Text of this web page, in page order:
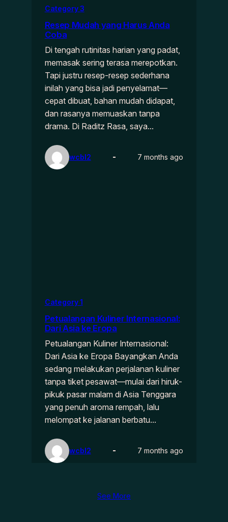
Category 3
Resep Mudah yang Harus Anda
Coba
Di tengah rutinitas harian yang padat,
memasak sering terasa merepotkan.
Tapi justru resep-resep sederhana
inilah yang bisa jadi penyelamat—
cepat dibuat, bahan mudah didapat,
dan rasanya memuaskan tanpa
drama. Di Raditz Rasa, saya…
wcbl2 7 months ago
Category 1
Petualangan Kuliner Internasional:
Dari Asia ke Eropa
Petualangan Kuliner Internasional:
Dari Asia ke Eropa Bayangkan Anda
sedang melakukan perjalanan kuliner
tanpa tiket pesawat—mulai dari hiruk-
pikuk pasar malam di Asia Tenggara
yang penuh aroma rempah, lalu
melompat ke jalanan berbatu…
wcbl2 7 months ago
See More